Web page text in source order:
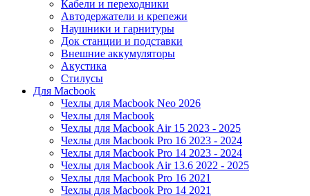
Кабели и переходники
Автодержатели и крепежи
Наушники и гарнитуры
Док станции и подставки
Внешние аккумуляторы
Акустика
Стилусы
Для Macbook
Чехлы для Macbook Neo 2026
Чехлы для Macbook
Чехлы для Macbook Air 15 2023 - 2025
Чехлы для Macbook Pro 16 2023 - 2024
Чехлы для Macbook Pro 14 2023 - 2024
Чехлы для Macbook Air 13.6 2022 - 2025
Чехлы для Macbook Pro 16 2021
Чехлы для Macbook Pro 14 2021